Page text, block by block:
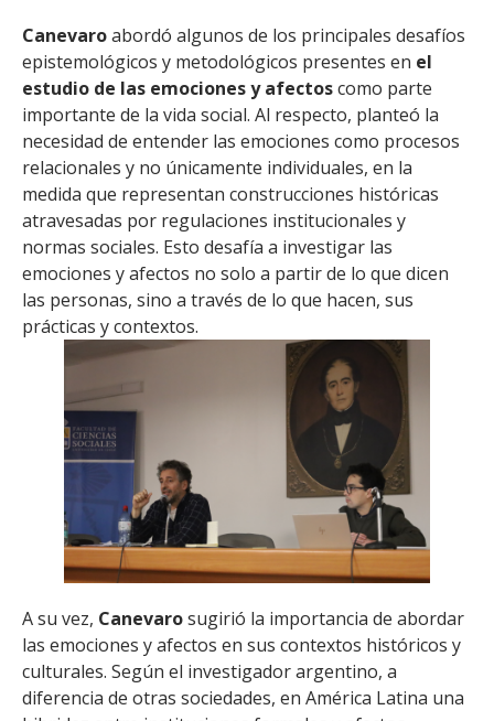
Canevaroabordó algunos de los principales desafíos
epistemológicos y metodológicos presentes en el
estudio de las emociones y afectoscomo parte
importante de la vida social. Al respecto, planteó la
necesidad de entender las emociones como procesos
relacionales y no únicamente individuales, en la
medida que representan construcciones históricas
atravesadas por regulaciones institucionales y
normas sociales. Esto desafía a investigar las
emociones y afectos no solo a partir de lo que dicen
las personas, sino a través de lo que hacen, sus
prácticas y contextos.
A su vez, Canevarosugirió la importancia de abordar
las emociones y afectos en sus contextos históricos y
culturales. Según el investigador argentino, a
diferencia de otras sociedades, en América Latina una